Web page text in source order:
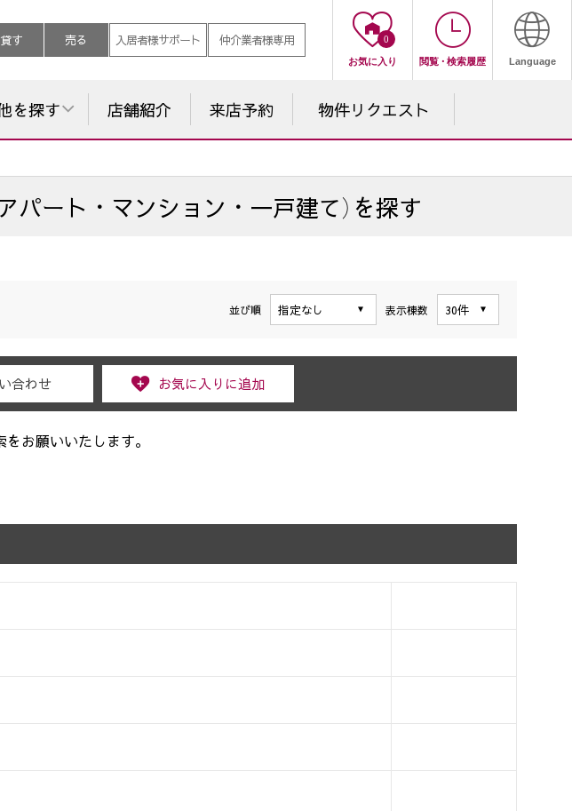
貸す 売る 入居者様サポート 仲介業者様専用 0
お気に入り 閲覧・ 検索履歴 Language
を探す 店舗紹介 来店予約 物件リクエスト
パート・マンション・一戸建て）を探す
並び順 表示棟数
合わせ お気に入りに追加
お願いいたします。